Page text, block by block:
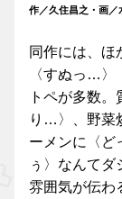
作／久住昌之・画／
同作には、ほ
〈すぬっ…〉
トペが多数
り…〉、野菜
ーメンに〈ど
ぅ〉なんて
雰囲気が伝わ